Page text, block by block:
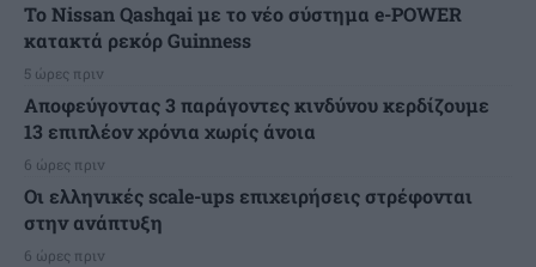
Το Nissan Qashqai με το νέο σύστημα e-POWER
κατακτά ρεκόρ Guinness
5 ώρες πριν
Αποφεύγοντας 3 παράγοντες κινδύνου κερδίζουμε
13 επιπλέον χρόνια χωρίς άνοια
6 ώρες πριν
Οι ελληνικές scale-ups επιχειρήσεις στρέφονται
στην ανάπτυξη
6 ώρες πριν